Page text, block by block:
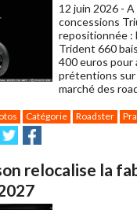
12 juin 2026 - A
concessions
repositionnée :
Trident 660
400 euros pour
prétentions
marché des
Catégorie Roadster
EnvoyerPartager
sur sur
relocalise la